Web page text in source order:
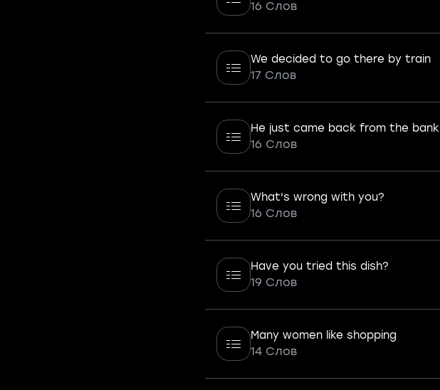
16 Слов
We decided to go there by train
17 Слов
He just came back from the bank
16 Слов
What's wrong with you?
16 Слов
Have you tried this dish?
19 Слов
Many women like shopping
14 Слов